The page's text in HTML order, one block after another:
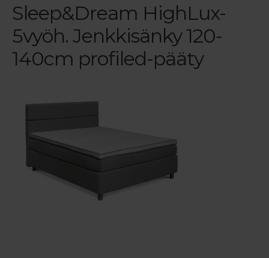
Jenkkisängyn ostajan opas
Yleiset ehdot
Blogi – Jenkkisänky
Sleep&Dream HighLux-
5vyöh. Jenkkisänky 120-
140cm profiled-pääty